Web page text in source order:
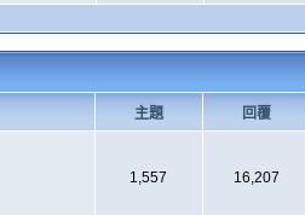
主題 回覆
1,557 16,207